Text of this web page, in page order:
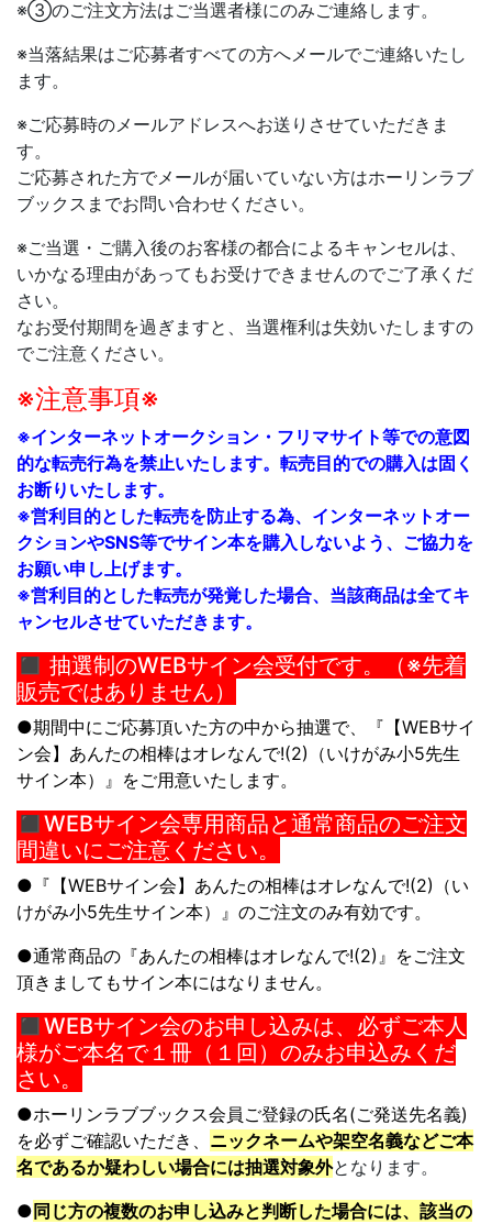
※③のご注文方法はご当選者様にのみご連絡します。
※当落結果はご応募者すべての方へメールでご連絡いたし
ます。
※ご応募時のメールアドレスへお送りさせていただきま
す。
ご応募された方でメールが届いていない方はホーリンラブ
ブックスまでお問い合わせください。
※ご当選・ご購入後のお客様の都合によるキャンセルは、
いかなる理由があってもお受けできませんのでご了承くだ
さい。
なお受付期間を過ぎますと、当選権利は失効いたしますの
でご注意ください。
※注意事項※
※インターネットオークション・フリマサイト等での意図
的な転売行為を禁止いたします。転売目的での購入は固く
お断りいたします。
※営利目的とした転売を防止する為、インターネットオー
クションやSNS等でサイン本を購入しないよう、ご協力を
お願い申し上げます。
※営利目的とした転売が発覚した場合、当該商品は全てキ
ャンセルさせていただきます。
◼︎ 抽選制のWEBサイン会受付です。（※先着
販売ではありません）
●期間中にご応募頂いた方の中から抽選で、『【WEBサイ
ン会】 あんたの相棒はオレなんで!(2) （いけがみ小5先生
サイン本）』をご用意いたします。
◼︎WEBサイン会専用商品と通常商品のご注文
間違いにご注意ください。
●『【WEBサイン会】 あんたの相棒はオレなんで!(2) （い
けがみ小5先生サイン本）』 のご注文のみ有効です。
●通常商品の『あんたの相棒はオレなんで!(2) 』をご注文
頂きましてもサイン本にはなりません。
◼︎WEBサイン会のお申し込みは、必ずご本人
様がご本名で１冊（１回）のみお申込みくだ
さい。
●ホーリンラブブックス会員ご登録の氏名(ご発送先名義)
を必ずご確認いただき、 ニックネームや架空名義などご本
名であるか疑わしい場合には抽選対象外となります。
●同じ方の複数のお申し込みと判断した場合には、 該当の